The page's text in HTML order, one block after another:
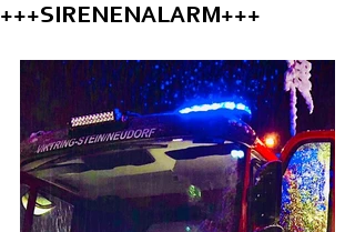
+++SIRENENALARM+++